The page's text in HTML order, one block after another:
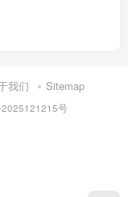
我们 Sitemap
2025121215号